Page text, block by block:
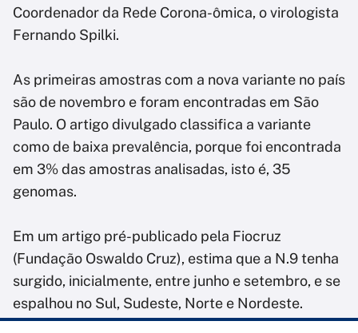
Coordenador da Rede Corona-ômica, o virologista
Fernando Spilki.
As primeiras amostras com a nova variante no país
são de novembro e foram encontradas em São
Paulo. O artigo divulgado classifica a variante
como de baixa prevalência, porque foi encontrada
em 3% das amostras analisadas, isto é, 35
genomas.
Em um artigo pré-publicado pela Fiocruz
(Fundação Oswaldo Cruz), estima que a N.9 tenha
surgido, inicialmente, entre junho e setembro, e se
espalhou no Sul, Sudeste, Norte e Nordeste.